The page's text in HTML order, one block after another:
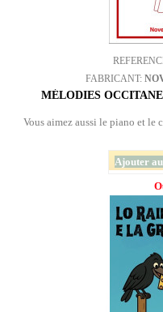
FABRICANT:
MÉLODIES
Vous aimez aussi le piano et le
Ajouter